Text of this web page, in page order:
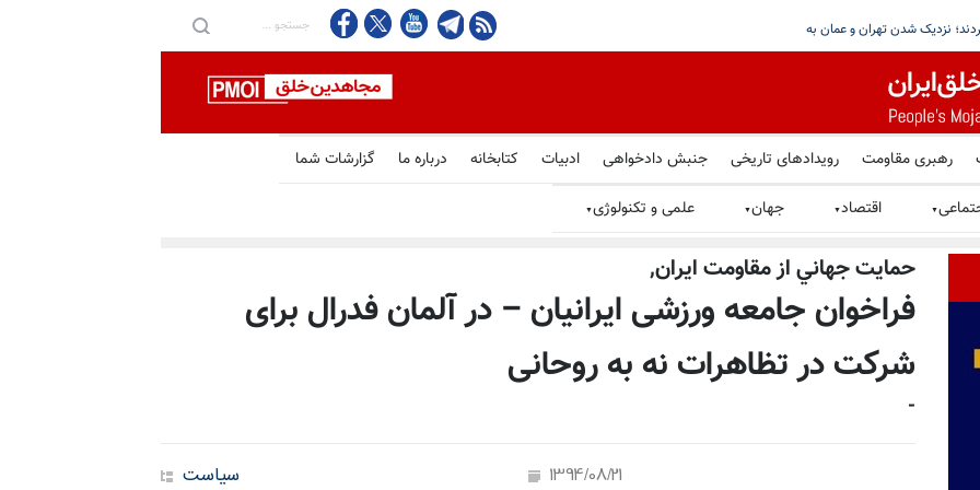
واشنگتن و لندن بر امنیت تنگه هرمز تأکید کردند؛ نزدیک شدن تهران و عمان به
رهبری مقاومت رویدادهای تاریخی جنبش دادخواهی ادبیات کتابخانه درباره ما گزارشات شما
▼ اقتصاد▼ جهان▼ علمی و تکنولوژی▼
حمايت جهاني از مقاومت ایران,
فراخوان جامعه ورزشی ایرانیان – در آلمان فدرال برای
شرکت در تظاهرات نه به روحانی
-
سیاست 1394/08/21